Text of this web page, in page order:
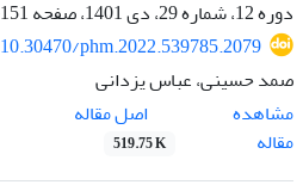
دوره 12، شماره 29، دی 1401، صفحه
151-181
10.30470/phm.2022.539785.2079
صمد حسینی، عباس یزدانی
مشاهده
مقاله
اصل مقاله
519.75 K